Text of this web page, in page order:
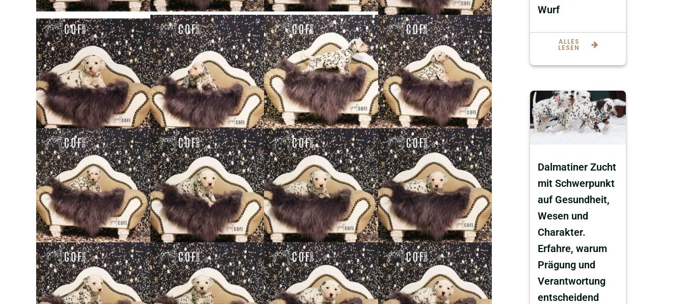
Wurf
ALLES
LESEN
Dalmatiner Zucht
mit Schwerpunkt
auf Gesundheit,
Wesen und
Charakter.
Erfahre, warum
Prägung und
Verantwortung
entscheidend